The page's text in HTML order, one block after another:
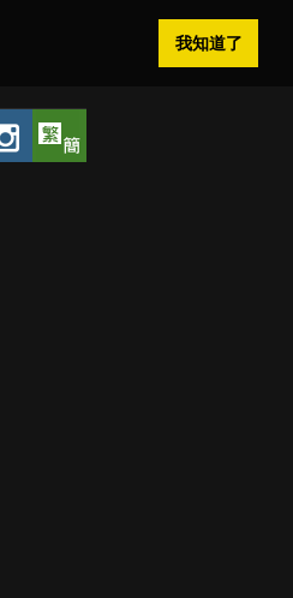
我知道了